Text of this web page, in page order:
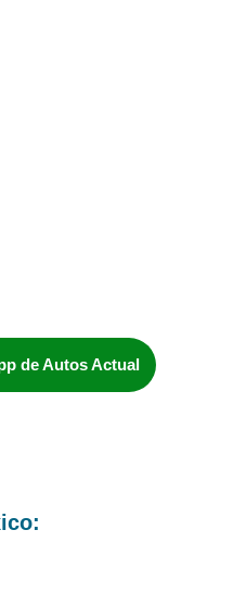
de Autos Actual